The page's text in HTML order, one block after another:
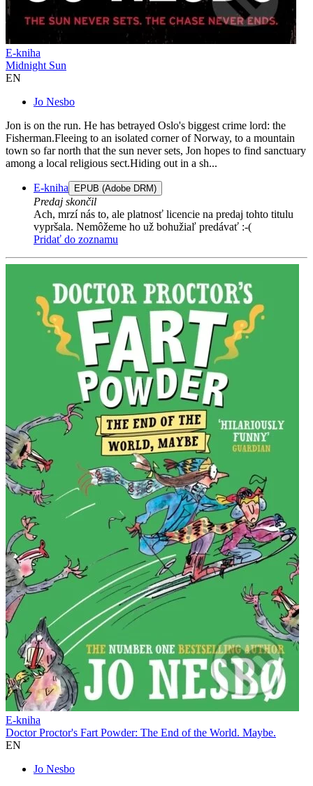
E-kniha
Midnight Sun
EN
Jo Nesbo
Jon is on the run. He has betrayed Oslo's biggest crime lord: the
Fisherman.Fleeing to an isolated corner of Norway, to a mountain
town so far north that the sun never sets, Jon hopes to find sanctuary
among a local religious sect.Hiding out in a sh...
E-kniha EPUB (Adobe DRM)
Predaj skončil
Ach, mrzí nás to, ale platnosť licencie na predaj tohto titulu
vypršala. Nemôžeme ho už bohužiaľ predávať :-(
Pridať do zoznamu
E-kniha
Doctor Proctor's Fart Powder: The End of the World. Maybe.
EN
Jo Nesbo